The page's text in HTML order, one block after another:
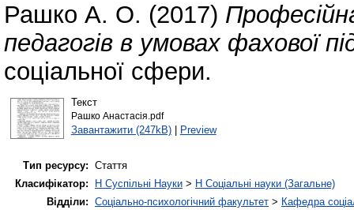
Рашко А. О. (2017)
педагогів в умовах фахової
соціальної сфери.
Текст
Рашко Анастасія.pdf
Завантажити (247kB)| Preview
Тип ресурсу: Стаття
Класифікатор:
H Суспільні Науки > H Соціальні науки (Загальне)
Відділи: Соціально-психологічний факультет > Кафедра